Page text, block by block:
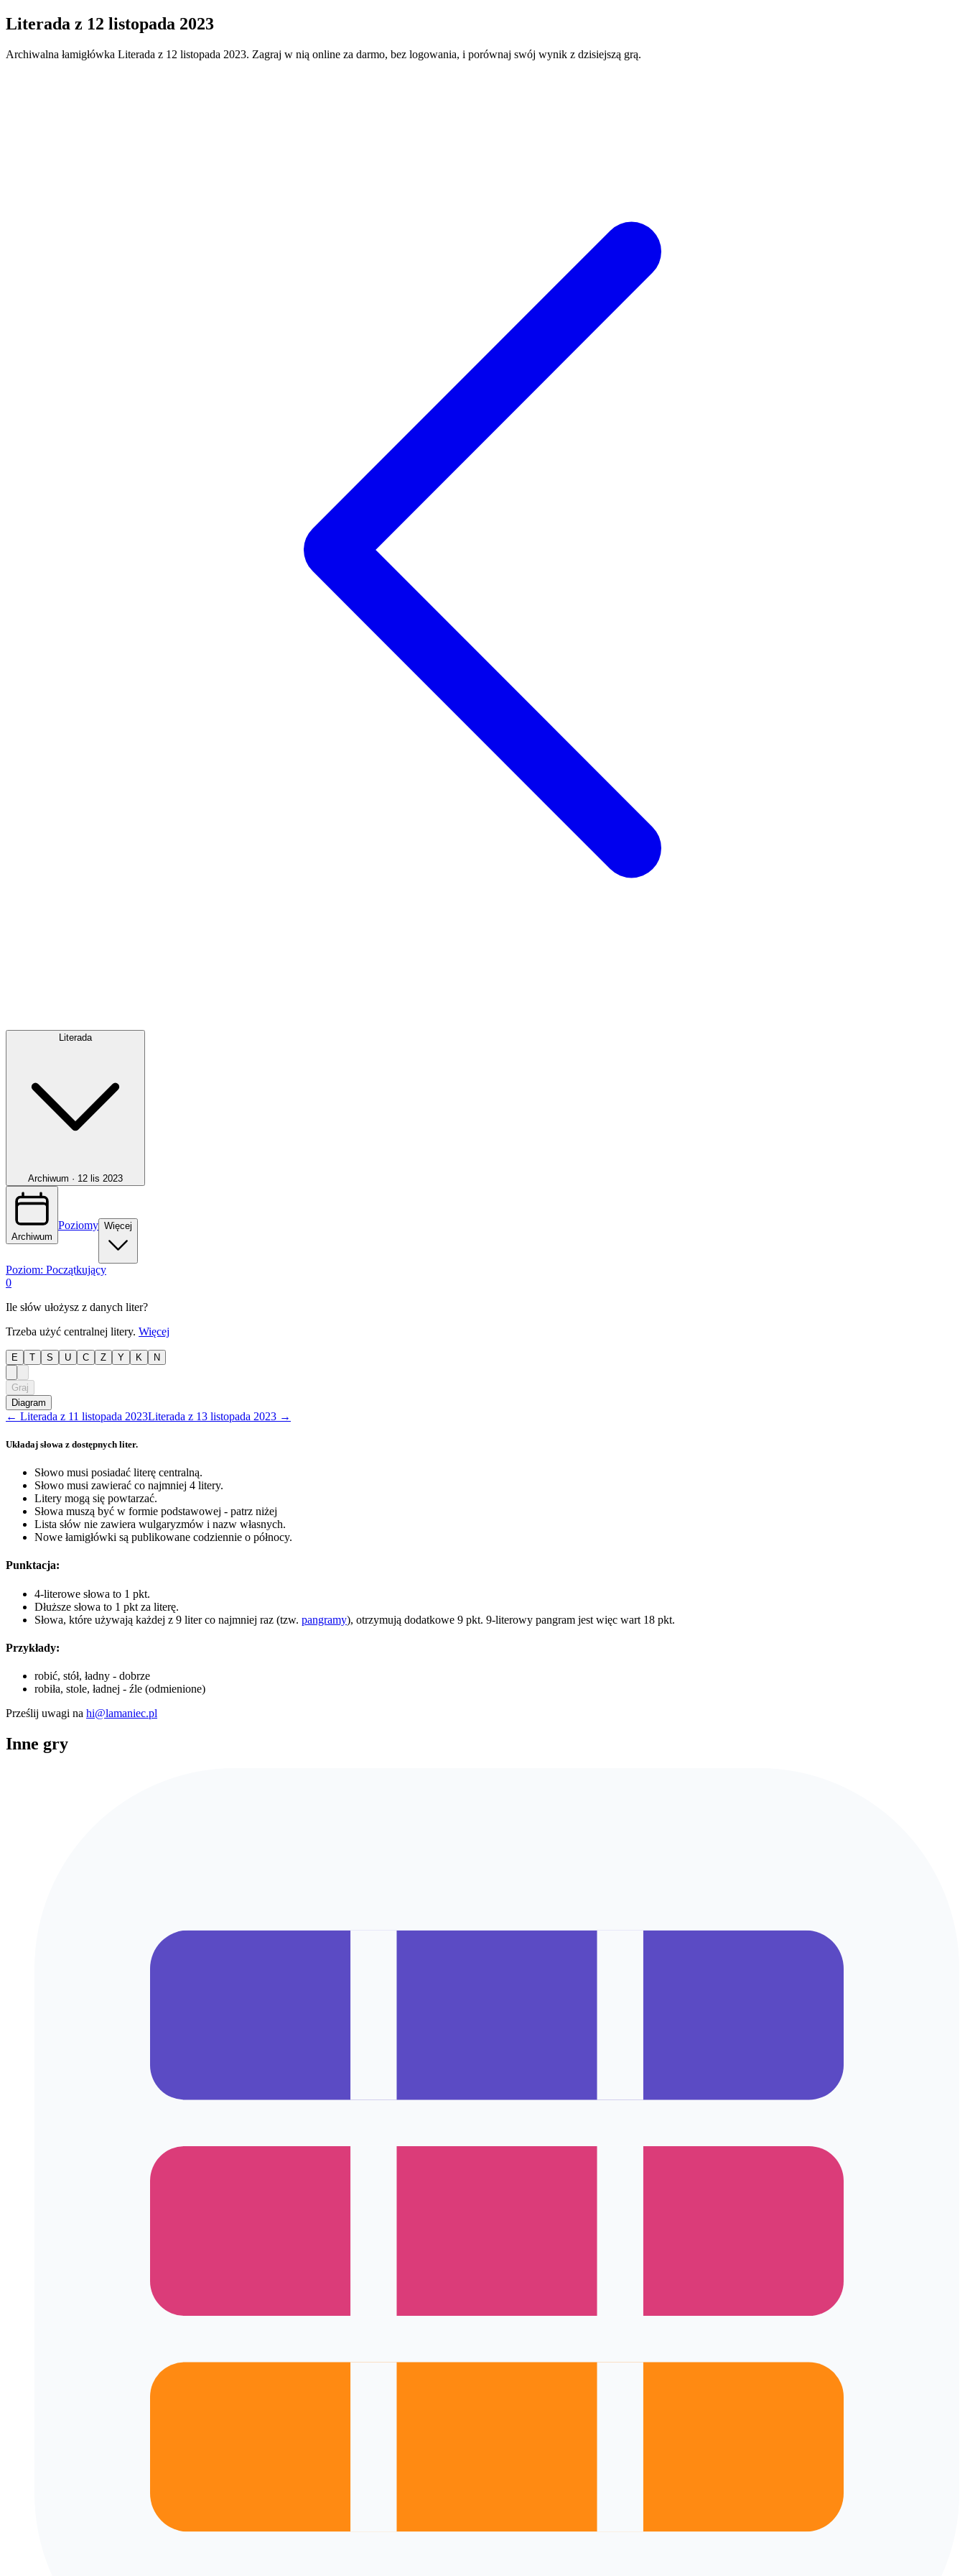
Literada z 12 listopada 2023
Archiwalna łamigłówka Literada z 12 listopada 2023. Zagraj w nią online za darmo, bez logowania, i porównaj swój wynik z dzisiejszą grą.
Literada
Archiwum · 12 lis 2023
Archiwum
Poziomy Więcej
Poziom: Początkujący
0
Ile słów ułożysz z danych liter?
Trzeba użyć centralnej litery. Więcej
E T S U C Z Y K N
Graj
Diagram
← Literada z 11 listopada 2023Literada z 13 listopada 2023 →
Układaj słowa z dostępnych liter.
Słowo musi posiadać literę centralną.
Słowo musi zawierać co najmniej 4 litery.
Litery mogą się powtarzać.
Słowa muszą być w formie podstawowej - patrz niżej
Lista słów nie zawiera wulgaryzmów i nazw własnych.
Nowe łamigłówki są publikowane codziennie o północy.
Punktacja:
4-literowe słowa to 1 pkt.
Dłuższe słowa to 1 pkt za literę.
Słowa, które używają każdej z 9 liter co najmniej raz (tzw. pangramy), otrzymują dodatkowe 9 pkt. 9-literowy pangram jest więc wart 18 pkt.
Przykłady:
robić, stół, ładny - dobrze
robiła, stole, ładnej - źle (odmienione)
Prześlij uwagi na hi@lamaniec.pl
Inne gry